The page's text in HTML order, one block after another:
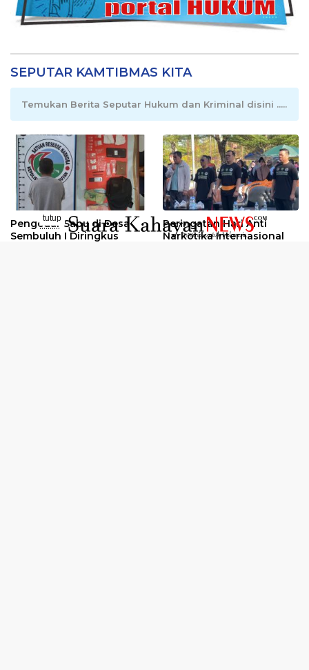
SEPUTAR KAMTIBMAS KITA
Temukan Berita Seputar Hukum dan Kriminal disini .....
Pengedar Sabu di Desa
Sembuluh I Diringkus
Peringatan Hari Anti
Narkotika Internasional
tutup
..........